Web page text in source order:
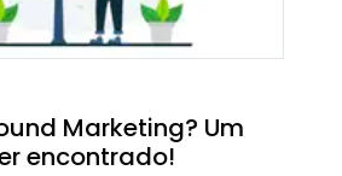
Marketing? Um
encontrado!